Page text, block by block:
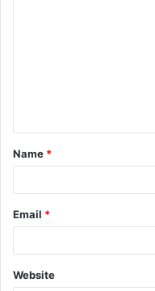
t
*
Name *
Email *
Website